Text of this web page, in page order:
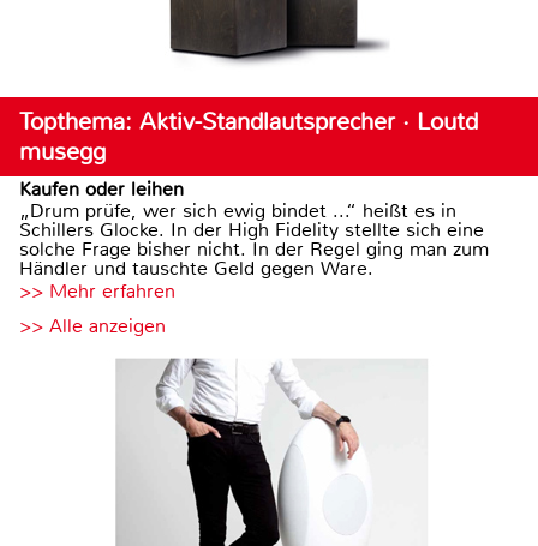
Topthema: Aktiv-Standlautsprecher · Loutd
musegg
Kaufen oder leihen
„Drum prüfe, wer sich ewig bindet ...“ heißt es in
Schillers Glocke. In der High Fidelity stellte sich eine
solche Frage bisher nicht. In der Regel ging man zum
Händler und tauschte Geld gegen Ware.
>> Mehr erfahren
>> Alle anzeigen